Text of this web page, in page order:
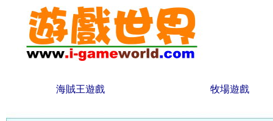
海賊王遊戲 牧場遊戲